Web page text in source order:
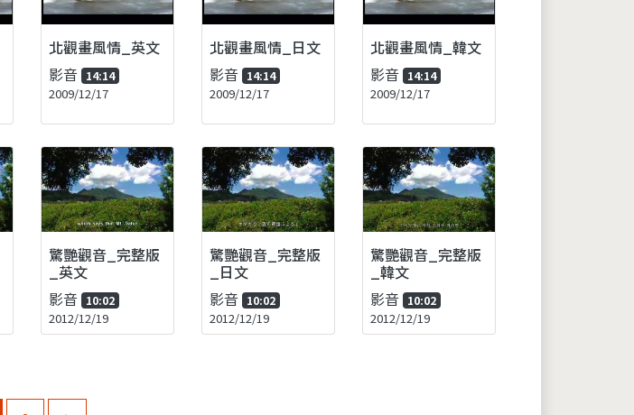
北觀畫風情_英文
影音 14:14
2009/12/17
北觀畫風情_日文
影音 14:14
2009/12/17
北觀畫風情_韓文
影音 14:14
2009/12/17
驚艷觀音_完整版
_英文
影音 10:02
2012/12/19
驚艷觀音_完整版
_日文
影音 10:02
2012/12/19
驚艷觀音_完整版
_韓文
影音 10:02
2012/12/19